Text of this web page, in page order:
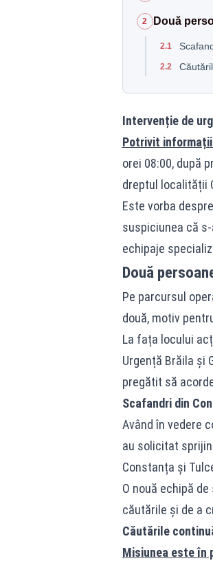
2 Două
2.1
2.2
Intervenție de
Potrivit
orei 08:00, după
dreptul localității
Este vorba
suspiciunea că
echipaje
Două
Pe parcursul
două, motiv
La fața locului
Urgență Brăila și
pregătit să
Scafandri din
Având în vedere
au solicitat
Constanța și
O nouă echipă
căutările și de a
Căutările
Misiunea este în